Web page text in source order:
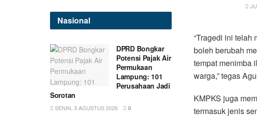
“Tragedi ini telah
boleh berubah
tempat menimba
warga,” tegas
KMPKS juga
termasuk jenis
Nasional
DPRD Bongkar
Potensi Pajak Air
Permukaan
Lampung: 101
Perusahaan Jadi
Sorotan
SENIN, 3 AGUSTUS 2026 0